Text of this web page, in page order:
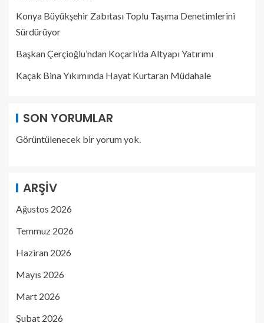
Konya Büyükşehir Zabıtası Toplu Taşıma Denetimlerini
Sürdürüyor
Başkan Çerçioğlu’ndan Koçarlı’da Altyapı Yatırımı
Kaçak Bina Yıkımında Hayat Kurtaran Müdahale
SON YORUMLAR
Görüntülenecek bir yorum yok.
ARŞIV
Ağustos 2026
Temmuz 2026
Haziran 2026
Mayıs 2026
Mart 2026
Şubat 2026